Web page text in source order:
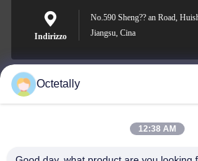
Indirizzo
No.590 Sheng?? an Road,
Jiangsu, Cina
sales@wellleader.com
Octetally
12:38 AM